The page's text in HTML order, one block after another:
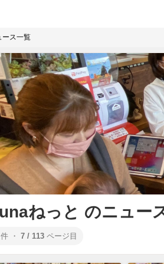
ース一覧
ねっと のニュー
件 ・ 7 / 113 ページ目